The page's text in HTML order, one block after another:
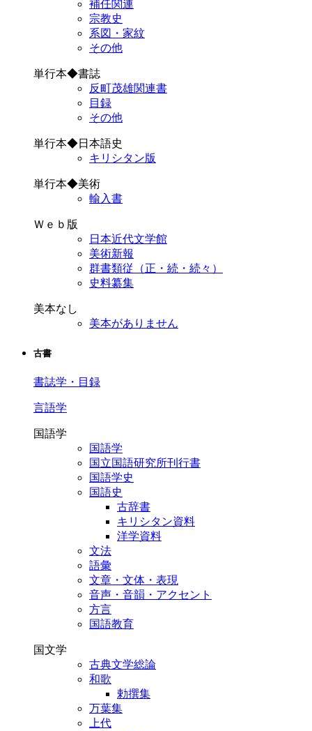
補任関連
宗教史
系図・家紋
その他
単行本◆書誌
反町茂雄関連書
目録
その他
単行本◆日本語史
キリシタン版
単行本◆美術
輸入書
Ｗｅｂ版
日本近代文学館
美術新報
群書類従（正・続・続々）
史料纂集
美本なし
美本がありません
古書
書誌学・目録
言語学
国語学
国語学
国立国語研究所刊行書
国語学史
国語史
古辞書
キリシタン資料
洋学資料
文法
語彙
文章・文体・表現
音声・音韻・アクセント
方言
国語教育
国文学
古典文学総論
和歌
勅撰集
万葉集
上代